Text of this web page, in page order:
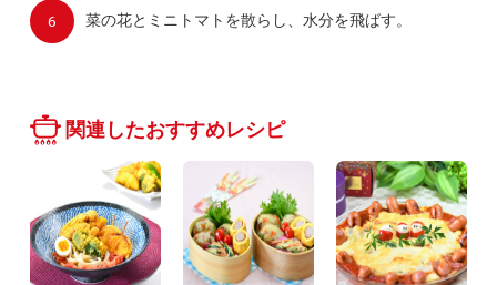
菜の花とミニトマトを散らし、水分を飛ばす。
関連したおすすめレシピ